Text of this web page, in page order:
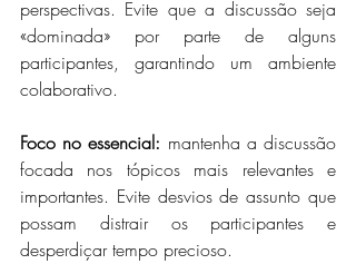
perspectivas. Evite que a discussão seja
«dominada» por parte de alguns
participantes, garantindo um ambiente
colaborativo.
Foco no essencial: mantenha a discussão
focada nos tópicos mais relevantes e
importantes. Evite desvios de assunto que
possam distrair os participantes e
desperdiçar tempo precioso.